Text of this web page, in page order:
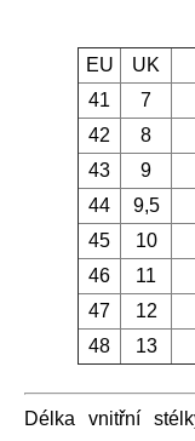
EU UK
41
7
42
8
43
9
44
9,5
45
10
46
11
47
12
48
13
Délka vnitřní